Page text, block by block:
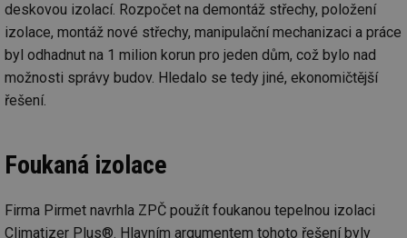
deskovou izolací. Rozpočet na demontáž střechy, položení
izolace, montáž nové střechy, manipulační mechanizaci a práce
byl odhadnut na 1 milion korun pro jeden dům, což bylo nad
možnosti správy budov. Hledalo se tedy jiné, ekonomičtější
řešení.
Foukaná izolace
Firma Pirmet navrhla ZPČ použít foukanou tepelnou izolaci
Climatizer Plus®. Hlavním argumentem tohoto řešení byly